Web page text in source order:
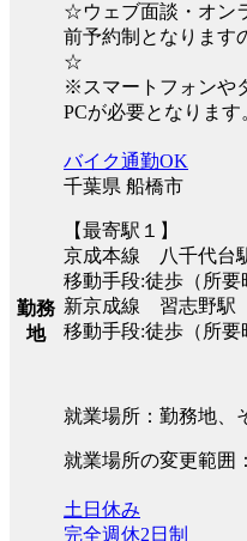
☆ウェブ面談・オン
前予約制となります
☆
※スマートフォンや
PCが必要となります
勤務
地
バイク通勤OK
千葉県 船橋市
【最寄駅１】
京成本線 八千代台
移動手段:徒歩（所要
新京成線 習志野駅
移動手段:徒歩（所要
就業場所：勤務地、
就業場所の変更範囲
土日休み
完全週休2日制